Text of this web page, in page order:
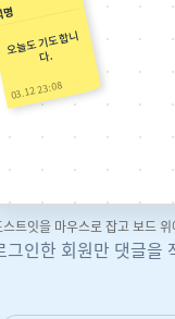
오늘도 기도 합니
다.
03.12 23:08
스트잇을 마우스로 잡고 보드
그인한 회원만 댓글을